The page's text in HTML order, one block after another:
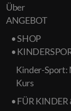
Über
ANGEBOT
• SHOP
•
Kinder-Sport:
Kurs
• FÜR KINDER